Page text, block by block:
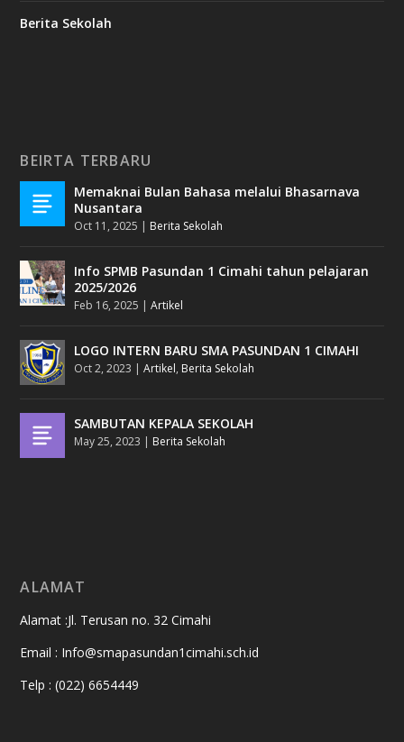
Berita Sekolah
BEIRTA TERBARU
Memaknai Bulan Bahasa melalui Bhasarnava
Nusantara
Oct 11, 2025 | Berita Sekolah
Info SPMB Pasundan 1 Cimahi tahun pelajaran
2025/2026
Feb 16, 2025 |Artikel
LOGO INTERN BARU SMA PASUNDAN 1 CIMAHI
Oct 2, 2023 |Artikel, Berita Sekolah
SAMBUTAN KEPALA SEKOLAH
May 25, 2023 | Berita Sekolah
ALAMAT
Alamat :Jl. Terusan no. 32 Cimahi
Email : Info@smapasundan1cimahi.sch.id
Telp : (022) 6654449